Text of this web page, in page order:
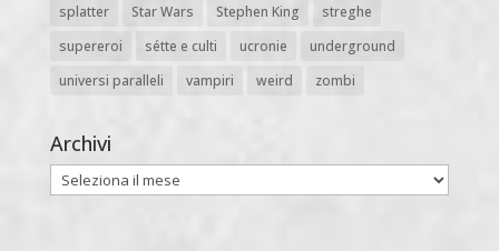
splatter
Star Wars Stephen King
streghe
supereroi
sétte e culti ucronie
underground
universi paralleli
vampiri weird zombi
Archivi
Archivi